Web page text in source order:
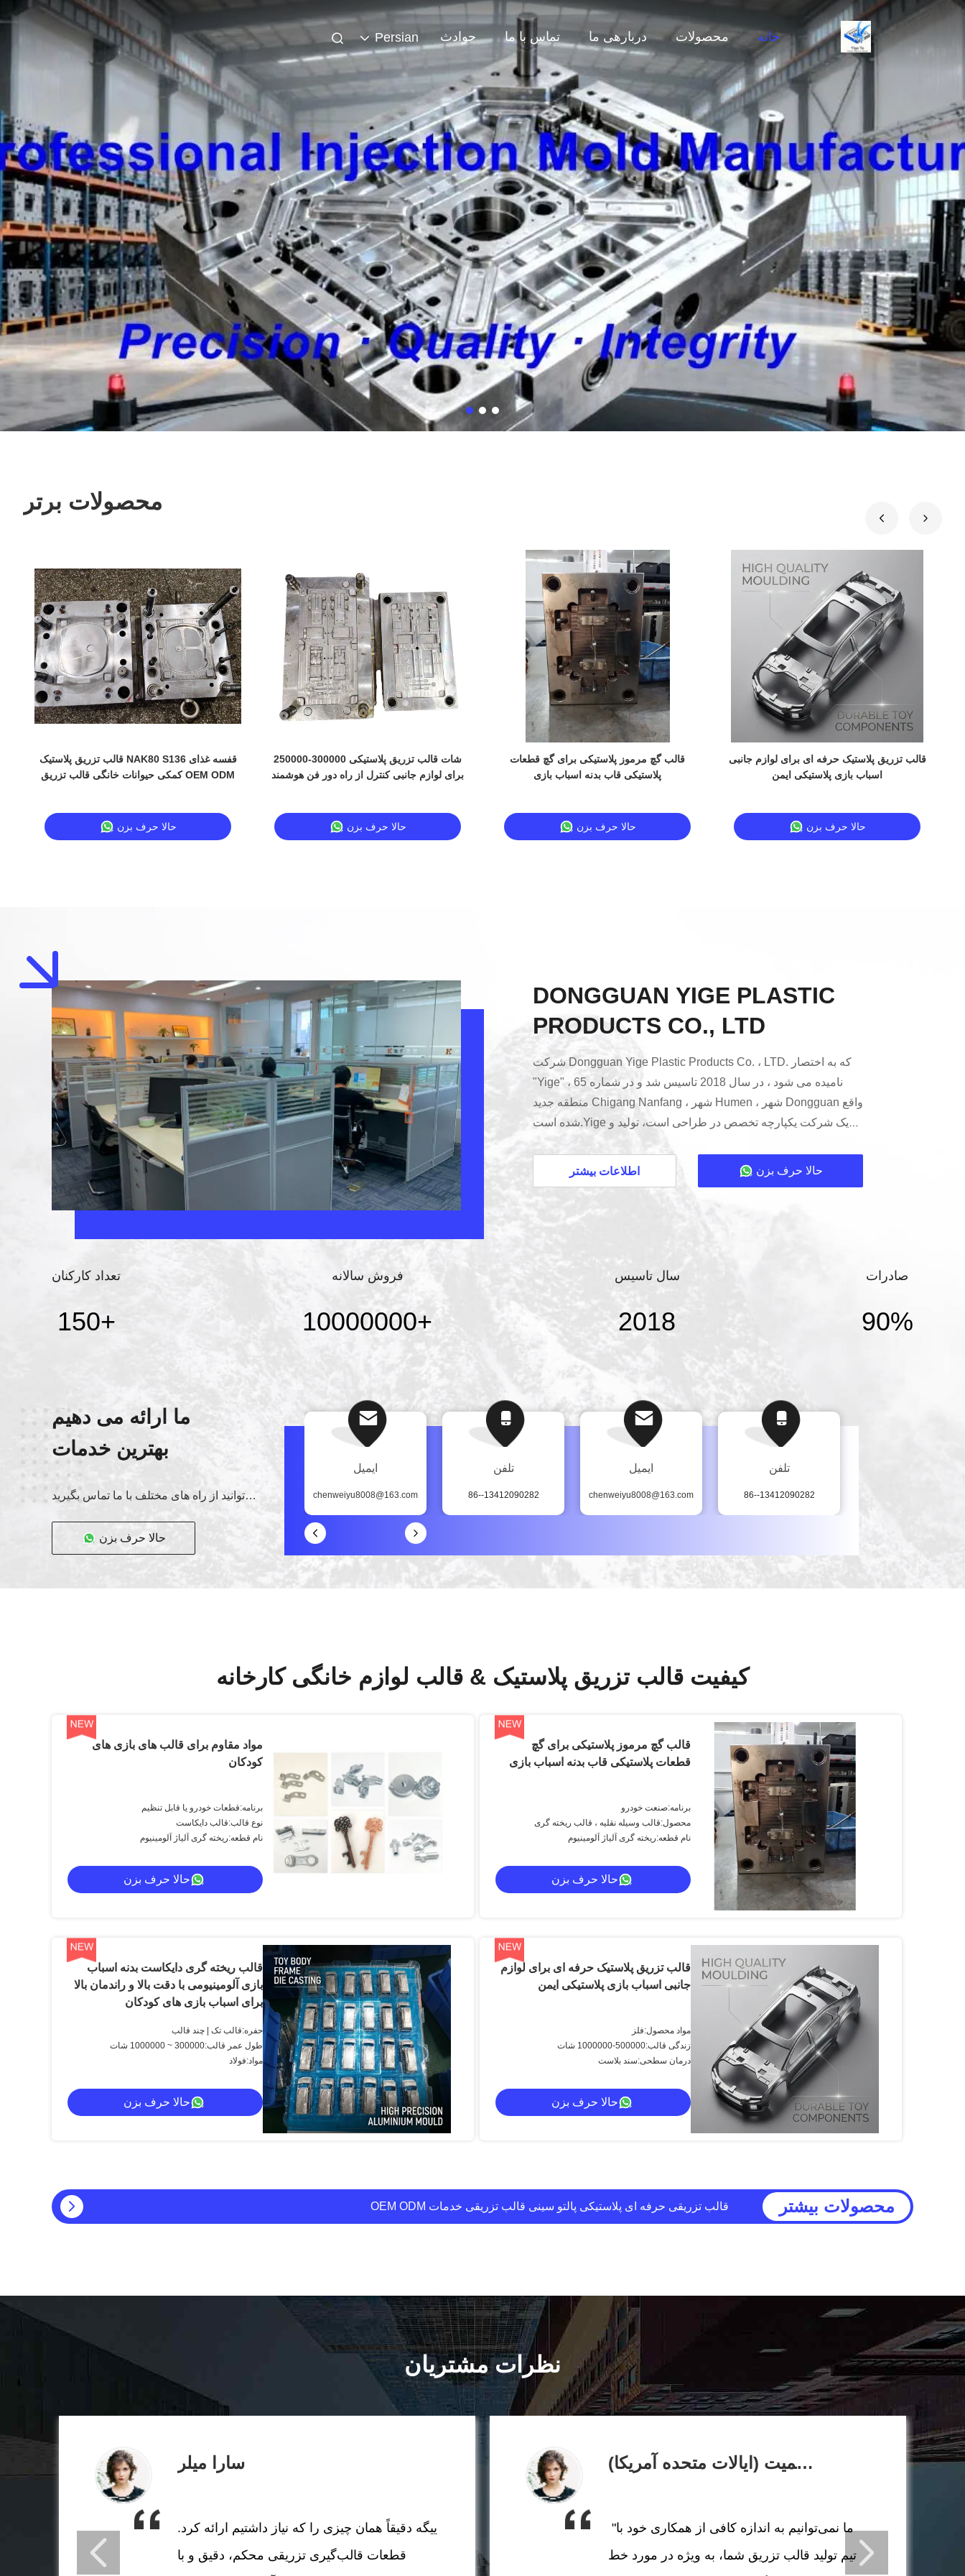
خانه محصولات دربارهی ما تماس با ما حوادث Persian
محصولات برتر
قالب تزریق پلاستیک NAK80 S136 قفسه غذای
کمکی حیوانات خانگی قالب تزریق OEM ODM
حالا حرف بزن
250000-300000 شات قالب تزریق پلاستیکی
برای لوازم جانبی کنترل از راه دور فن هوشمند
حالا حرف بزن
قالب گچ مرموز پلاستیکی برای گچ قطعات
پلاستیکی قاب بدنه اسباب بازی
حالا حرف بزن
قالب تزریق پلاستیک حرفه ای برای لوازم جانبی
اسباب بازی پلاستیکی ایمن
حالا حرف بزن
DONGGUAN YIGE PLASTIC
PRODUCTS CO., LTD
شرکت Dongguan Yige Plastic Products Co. ، LTD. که به اختصار
"Yige" نامیده می شود ، در سال 2018 تاسیس شد و در شماره 65 ،
منطقه جدید Chigang Nanfang ، شهر Humen ، شهر Dongguan واقع
شده است.Yige یک شرکت یکپارچه تخصص در طراحی است، تولید و
قرارداد تولید قالب های مختلف برای کنترل از راه دور لوازم خانگی،
محصولات سفر در فضای باز، لوازم جانبی اسباب بازی، لوازم جانبی
حرفه ای داشته است که بر تعامل و همکاری بین کارکنانش تاکید دارد.
The company takes ...
اطلاعات بیشتر حالا حرف بزن
تعداد کارکنان
150+
فروش سالانه
10000000+
سال تاسیس
2018
صادرات
90%
بهترین خدمات
شما می توانید از راه های مختلف با ما تماس بگیرید
حالا حرف بزن
ایمیل
chenweiyu8008@163.com
تلفن
86--13412090282
ایمیل
chenweiyu8008@163.com
تلفن
86--13412090282
کیفیت قالب تزریق پلاستیک & قالب لوازم خانگی کارخانه
قالب گچ مرموز پلاستیکی برای گچ
قطعات پلاستیکی قاب بدنه اسباب بازی
برنامه:صنعت خودرو
محصول:قالب وسیله نقلیه ، قالب ریخته گری
نام قطعه:ریخته گری آلیاژ آلومینیوم
حالا حرف بزن
مواد مقاوم برای قالب های بازی های
کودکان
برنامه:قطعات خودرو یا قابل تنظیم
نوع قالب:قالب دایکاست
نام قطعه:ریخته گری آلیاژ آلومینیوم
حالا حرف بزن
قالب تزریق پلاستیک حرفه ای برای لوازم
جانبی اسباب بازی پلاستیکی ایمن
مواد محصول:فلز
زندگی قالب:500000-1000000 شات
درمان سطحی:سند بلاست
حالا حرف بزن
قالب ریخته گری دایکاست بدنه اسباب
بازی آلومینیومی با دقت بالا و راندمان بالا
برای اسباب بازی های کودکان
حفره:قالب تک | چند قالب
طول عمر قالب:300000 ~ 1000000 شات
مواد:فولاد
حالا حرف بزن
محصولات بیشتر قالب تزریق سینی طبقه بندی حیوانات خانگی، ابزار قالب گیری پلاستیک سفارشی P20 718 738
نظرات مشتریان
سارا میلر
ییگه دقیقاً همان چیزی را که نیاز داشتیم ارائه کرد.
قطعات قالب‌گیری تزریقی محکم، دقیق و با
جان اسمیت (ایالات متحده آمریکا)
"ما نمی‌توانیم به اندازه کافی از همکاری خود با
تیم تولید قالب تزریق شما، به ویژه در مورد خط